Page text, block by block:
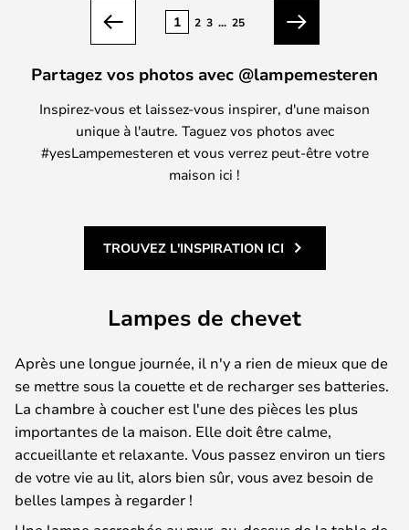
Précédent
1 2 3 ... 25
Suivant
Partagez vos photos avec @lampemesteren
Inspirez-vous et laissez-vous inspirer, d'une maison
unique à l'autre. Taguez vos photos avec
#yesLampemesteren et vous verrez peut-être votre
maison ici !
TROUVEZ L'INSPIRATION ICI
Lampes de chevet
Après une longue journée, il n'y a rien de mieux que de
se mettre sous la couette et de recharger ses batteries.
La chambre à coucher est l'une des pièces les plus
importantes de la maison. Elle doit être calme,
accueillante et relaxante. Vous passez environ un tiers
de votre vie au lit, alors bien sûr, vous avez besoin de
belles lampes à regarder !